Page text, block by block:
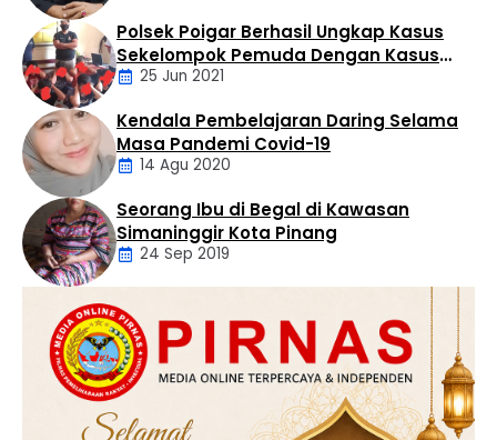
Artikel
Daerah
Polsek Poigar Berhasil Ungkap Kasus
Sekelompok Pemuda Dengan Kasus
Pencabulan
25 Jun 2021
Artikel
Kendala Pembelajaran Daring Selama
Masa Pandemi Covid-19
14 Agu 2020
Daerah
Hukum
Kriminal
Labusel
Seorang Ibu di Begal di Kawasan
Simaninggir Kota Pinang
24 Sep 2019